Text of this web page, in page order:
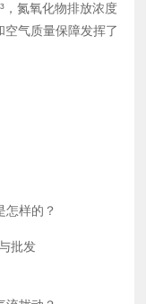
，氮氧化物排放浓度
气质量保障发挥了
怎样的？
批发